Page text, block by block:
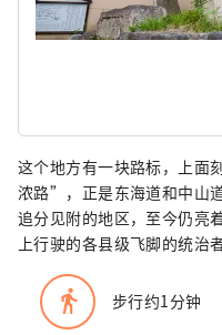
这个地方有一块路标，上面
浓路”，正是东海道和中山
追分见附的地区，至今仍亮
上行驶的各县级飞脚的统治
directions_walk 步行约1分钟